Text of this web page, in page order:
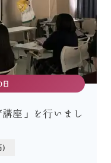
座」を行いまし